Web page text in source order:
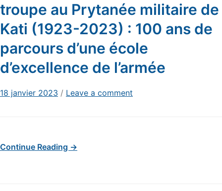
troupe au Prytanée militaire de
Kati (1923-2023) : 100 ans de
parcours d’une école
d’excellence de l’armée
18 janvier 2023 / Leave a comment
Continue Reading →